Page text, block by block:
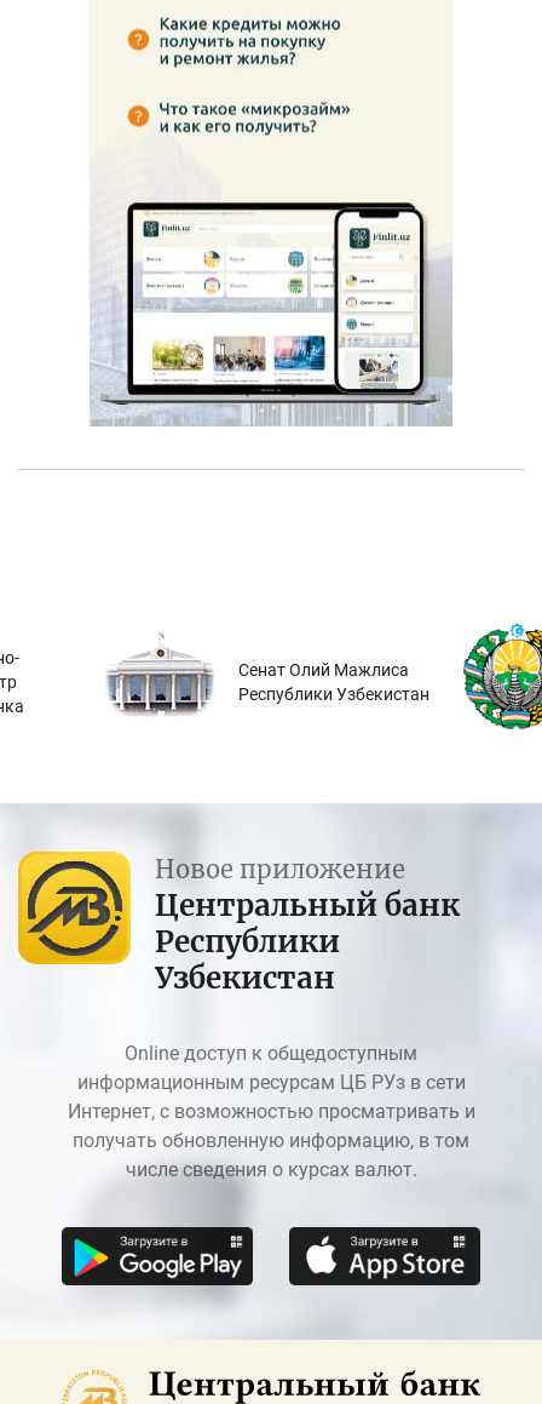
Сенат Олий Мажлиса
Республики Узбекистан
Новое приложение
Центральный банк
Республики
Узбекистан
Online доступ к общедоступным
информационным ресурсам ЦБ РУз в сети
Интернет, с возможностью просматривать и
получать обновленную информацию, в том
числе сведения о курсах валют.